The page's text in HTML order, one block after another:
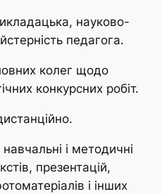
науково-
педагога.
колег щодо
конкурсних робіт.
і методичні
презентацій,
і інших